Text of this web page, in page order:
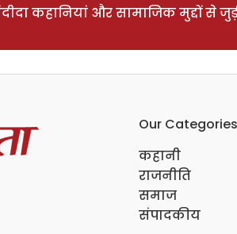
कहानियां और सामाजिक मुद्दों से
Our Categories
कहानी
राजनीति
समाज
संपादकीय